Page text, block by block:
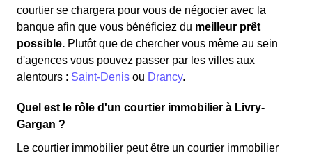
courtier se chargera pour vous de négocier avec la
banque afin que vous bénéficiez du meilleur prêt
possible. Plutôt que de chercher vous même au sein
d'agences vous pouvez passer par les villes aux
alentours : Saint-Denis ou Drancy.
Quel est le rôle d'un courtier immobilier à Livry-
Gargan ?
Le courtier immobilier peut être un courtier immobilier